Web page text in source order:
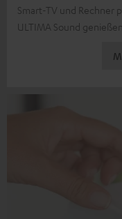
Smart-TV und Rechner
ULTIMA Sound genießen.